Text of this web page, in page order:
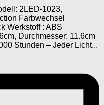
2LED-1023,
Farbwechsel
Werkstoff : ABS
Durchmesser: 11.6cm
Stunden – Jeder Licht...